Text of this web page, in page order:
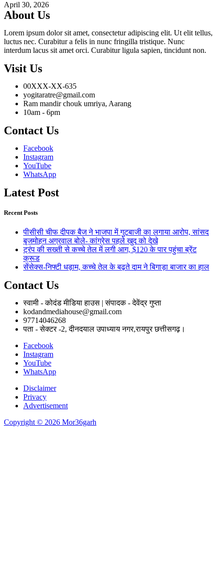
April 30, 2026
About Us
Lorem ipsum dolor sit amet, consectetur adipiscing elit. Ut elit tellus,
luctus nec. Curabitur a felis in nunc fringilla tristique. Nunc
interdum lacus sit amet orci. Curabitur ligula sapien, tincidunt non.
Visit Us
00XXX-XX-635
yogitaratre@gmail.com
Ram mandir chouk umriya, Aarang
10am - 6pm
Contact Us
Facebook
Instagram
YouTube
WhatsApp
Latest Post
Recent Posts
पीसीसी चीफ दीपक बैज ने भाजपा में गुटबाजी का लगाया आरोप, सांसद
बृजमोहन अग्रवाल बोले- कांग्रेस पहले खुद को देखे
ट्रंप की सख्ती से कच्चे तेल में लगी आग, $120 के पार पहुंचा ब्रेंट
क्रूड
सेंसेक्स-निफ्टी धड़ाम, कच्चे तेल के बढ़ते दाम ने बिगाड़ा बाजार का हाल
Contact Us
स्वामी - कोदंड मीडिया हाउस | संपादक - देवेंद्र गुप्ता
kodandmediahouse@gmail.com
97714046268
पता - सेक्टर -2, दीनदयाल उपाध्याय नगर,रायपुर छत्तीसगढ़।
Facebook
Instagram
YouTube
WhatsApp
Disclaimer
Privacy
Advertisement
Copyright © 2026 Mor36garh